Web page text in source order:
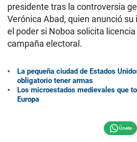
presidente tras la controversia
Verónica Abad, quien anunció
el poder si Noboa solicita
campaña electoral.
La pequeña ciudad de Estados
obligatorio tener armas
Los microestados medievales que
Europa